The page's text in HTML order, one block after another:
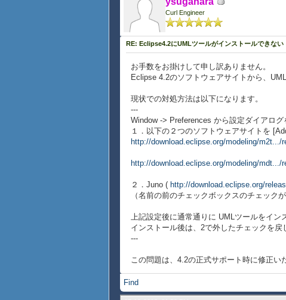
Curl Engineer
RE: Eclipse4.2にUMLツールがインストールできない
お手数をお掛けして申し訳ありません。
Eclipse 4.2のソフトウェアサイトから、
現状での対処方法は以下になります。
---
Window -> Preferences から設定ダイアロ
１．以下の２つのソフトウェアサイトを
http://download.eclipse.org/modeling/m2t.../
http://download.eclipse.org/modeling/mdt.../
２．Juno ( http://download.eclipse.org/
（名前の前のチェックボックスのチェック
上記設定後に通常通りに UMLツールをイン
インストール後は、2で外したチェックを戻
---
この問題は、4.2の正式サポート時に修正い
Find